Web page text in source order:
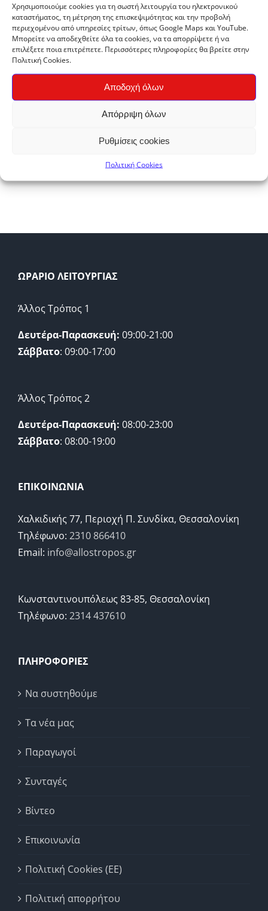
Χρησιμοποιούμε cookies για τη σωστή λειτουργία του ηλεκτρονικού
καταστήματος, τη μέτρηση της επισκεψιμότητας και την προβολή
περιεχομένου από υπηρεσίες τρίτων, όπως Google Maps και YouTube.
Μπορείτε να αποδεχθείτε όλα τα cookies, να τα απορρίψετε ή να
επιλέξετε ποια επιτρέπετε. Περισσότερες πληροφορίες θα βρείτε στην
Πολιτική Cookies.
Αποδοχή όλων
Απόρριψη όλων
Ρυθμίσεις cookies
Πολιτική Cookies
Κατηγορίες προϊόντων
ΩΡΑΡΙΟ ΛΕΙΤΟΥΡΓΙΑΣ
Άλλος Τρόπος 1
Δευτέρα-Παρασκευή: 09:00-21:00
Σάββατο: 09:00-17:00
Άλλος Τρόπος 2
Δευτέρα-Παρασκευή: 08:00-23:00
Σάββατο: 08:00-19:00
ΕΠΙΚΟΙΝΩΝΙΑ
Χαλκιδικής 77, Περιοχή Π. Συνδίκα, Θεσσαλονίκη
Τηλέφωνο: 2310 866410
Email: info@allostropos.gr
Κωνσταντινουπόλεως 83-85, Θεσσαλονίκη
Τηλέφωνο: 2314 437610
ΠΛΗΡΟΦΟΡΙΕΣ
Να συστηθούμε
Τα νέα μας
Παραγωγοί
Συνταγές
Βίντεο
Επικοινωνία
Πολιτική Cookies (ΕΕ)
Πολιτική απορρήτου